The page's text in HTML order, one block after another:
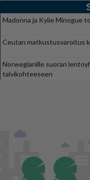
Madonna ja Kylie Minogue
Ceutan matkustusvaroitus
Norwegianille suoran
talvikohteeseen